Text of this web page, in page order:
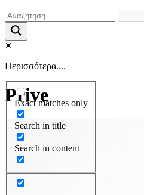
Περισσότερα....
Exact matches only
Search in title
Search in content
Prive